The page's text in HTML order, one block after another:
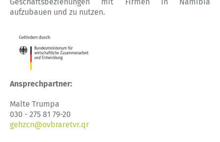
aufzubauen und zu nutzen.
Ansprechpartner:
Malte Trumpa
030 - 275 81 79-20
gehzcn@ovbraretvr.qr